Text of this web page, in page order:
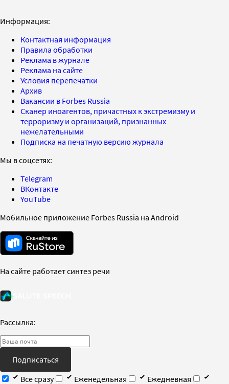
Информация:
Контактная информация
Правила обработки
Реклама в журнале
Реклама на сайте
Условия перепечатки
Архив
Вакансии в Forbes Russia
Сканер иноагентов, причастных к экстремизму и
терроризму и организаций, признанных
нежелательными
Подписка на печатную версию журнала
Мы в соцсетях:
Telegram
ВКонтакте
YouTube
Мобильное приложение Forbes Russia на Android
На сайте работает синтез речи
Рассылка:
Подписаться
Все сразу
Еженедельная
Ежедневная